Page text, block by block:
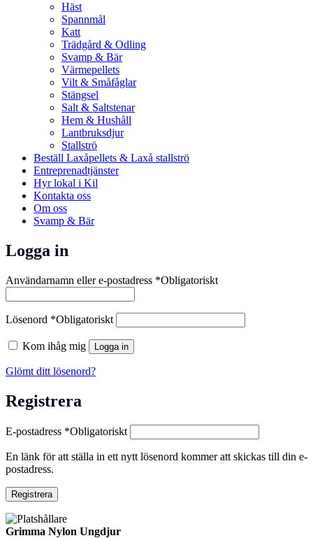
Häst
Spannmål
Katt
Trädgård & Odling
Svamp & Bär
Värmepellets
Vilt & Småfåglar
Stängsel
Salt & Saltstenar
Hem & Hushåll
Lantbruksdjur
Stallströ
Beställ Laxåpellets & Laxå stallströ
Entreprenadtjänster
Hyr lokal i Kil
Kontakta oss
Om oss
Svamp & Bär
Logga in
Användarnamn eller e-postadress *Obligatoriskt
Lösenord *Obligatoriskt
Kom ihåg mig Logga in
Glömt ditt lösenord?
Registrera
E-postadress *Obligatoriskt
En länk för att ställa in ett nytt lösenord kommer att skickas till din e-
postadress.
Registrera
Grimma Nylon Ungdjur